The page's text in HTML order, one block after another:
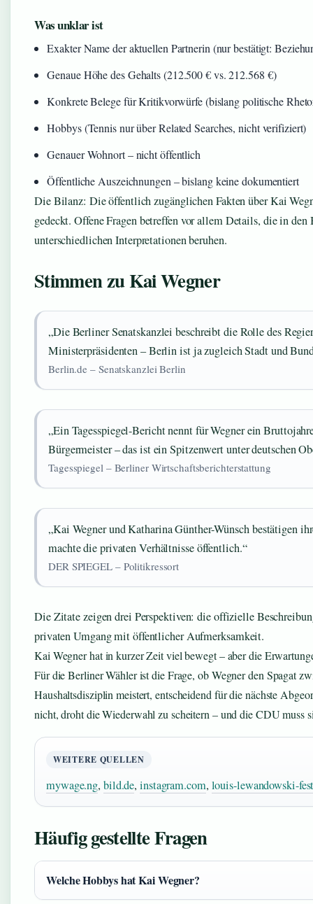
Was unklar ist
Exakter Name der aktuellen Partnerin (nur bestätigt:
Genaue Höhe des Gehalts (212.500 € vs. 212.568 €)
Konkrete Belege für Kritikvorwürfe (bislang politische
Hobbys (Tennis nur über Related Searches, nicht verifiziert)
Genauer Wohnort – nicht öffentlich
Öffentliche Auszeichnungen – bislang keine dokumentiert
Die Bilanz: Die öffentlich zugänglichen Fakten über Kai
gedeckt. Offene Fragen betreffen vor allem Details, die in
unterschiedlichen Interpretationen beruhen.
Stimmen zu Kai Wegner
„Die Berliner Senatskanzlei beschreibt die Rolle des
Ministerpräsidenten – Berlin ist ja zugleich Stadt und
Berlin.de – Senatskanzlei Berlin
„Ein Tagesspiegel-Bericht nennt für Wegner ein
Bürgermeister – das ist ein Spitzenwert unter deutschen
Tagesspiegel – Berliner Wirtschaftsberichterstattung
„Kai Wegner und Katharina Günther-Wünsch bestätigen
machte die privaten Verhältnisse öffentlich.“
DER SPIEGEL – Politikressort
Die Zitate zeigen drei Perspektiven: die offizielle
privaten Umgang mit öffentlicher Aufmerksamkeit.
Kai Wegner hat in kurzer Zeit viel bewegt – aber die
Für die Berliner Wähler ist die Frage, ob Wegner den Spagat
Haushaltsdisziplin meistert, entscheidend für die nächste
nicht, droht die Wiederwahl zu scheitern – und die CDU muss
WEITERE QUELLEN
mywage.ng, bild.de,instagram.com, louis-lewandowski-
Häufig gestellte Fragen
Welche Hobbys hat Kai Wegner?